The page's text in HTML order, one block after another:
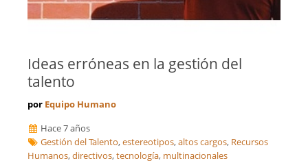
Ideas erróneas en la gestión del
talento
por Equipo Humano
Hace 7 años
Gestión del Talento,estereotipos,altos cargos, Recursos
Humanos,directivos,tecnología, multinacionales